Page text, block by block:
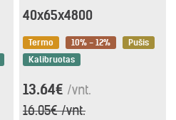
40x65x4800
Termo 10% - 12%
Pušis
Kalibruotas
13.64€ /vnt.
16.05€ /vnt.